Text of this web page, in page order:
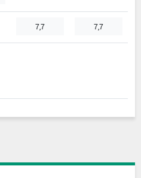
7,7 7,7